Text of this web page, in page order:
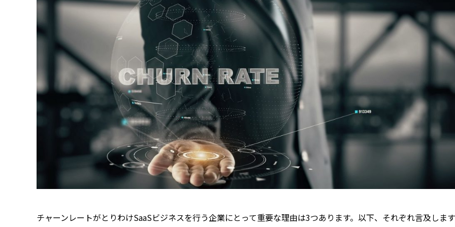
チャーンレートがとりわけSaaSビジネスを行う企業にとって重要な理由は3つあります。以下、それぞれ言及しま